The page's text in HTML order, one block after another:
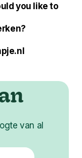
you like to
van al